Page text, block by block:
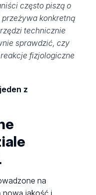
często piszą o
konkretną
technicznie
sprawdzić, czy
fizjologiczne
z
na